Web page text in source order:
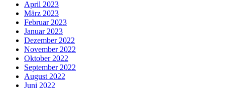
April 2023
März 2023
Februar 2023
Januar 2023
Dezember 2022
November 2022
Oktober 2022
September 2022
August 2022
Juni 2022